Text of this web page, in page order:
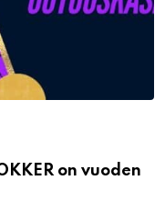
on vuoden